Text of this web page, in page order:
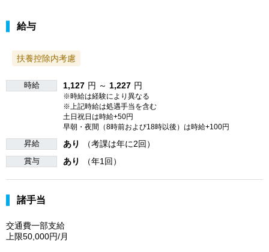
給与
扶養控除内考慮
時給 1,127 円 ～ 1,227 円
※時給は経験により異なる
※上記時給は処遇手当を含む
土日祝日は時給+50円
早朝・夜間（8時前および18時以後）は時給+100円
昇給 あり （考課は年に2回）
賞与 あり （年1回）
諸手当
交通費一部支給
上限50,000円/月